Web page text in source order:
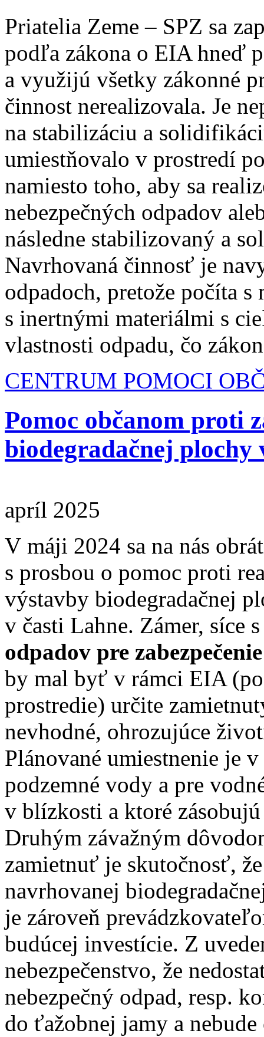
Priatelia Zeme – SPZ sa
podľa zákona o EIA hneď
a využijú všetky zákonné
činnost nerealizovala. Je
na stabilizáciu a
umiestňovalo v prostredí
namiesto toho, aby sa
nebezpečných odpadov
následne stabilizovaný a
Navrhovaná činnosť je
odpadoch, pretože počíta s
s inertnými materiálmi s
vlastnosti odpadu, čo
CENTRUM POMOCI
Pomoc občanom proti
biodegradačnej plochy
apríl 2025
V máji 2024 sa na nás
s prosbou o pomoc proti
výstavby biodegradačnej
v časti Lahne. Zámer, síce
odpadov pre
by mal byť v rámci EIA
prostredie) určite
nevhodné, ohrozujúce
Plánované umiestnenie je
podzemné vody a pre
v blízkosti a ktoré
Druhým závažným
zamietnuť je skutočnosť,
navrhovanej
je zároveň
budúcej investície. Z
nebezpečenstvo, že
nebezpečný odpad, resp.
do ťažobnej jamy a